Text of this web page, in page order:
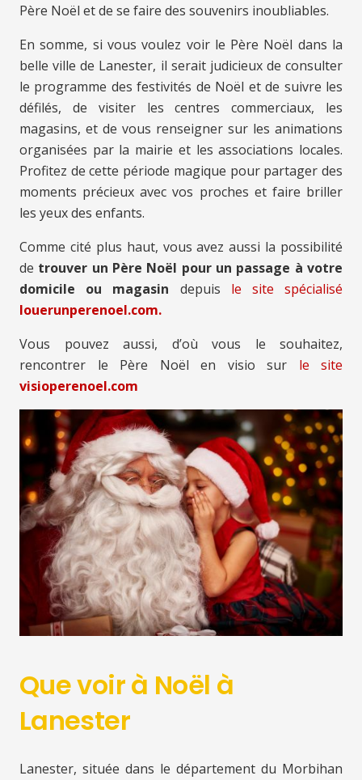
Père Noël et de se faire des souvenirs inoubliables.
En somme, si vous voulez voir le Père Noël dans la
belle ville de Lanester, il serait judicieux de consulter
le programme des festivités de Noël et de suivre les
défilés, de visiter les centres commerciaux, les
magasins, et de vous renseigner sur les animations
organisées par la mairie et les associations locales.
Profitez de cette période magique pour partager des
moments précieux avec vos proches et faire briller
les yeux des enfants.
Comme cité plus haut, vous avez aussi la possibilité
de trouver un Père Noël pour un passage à votre
domicile ou magasin depuis le site spécialisé
louerunperenoel.com.
Vous pouvez aussi, d’où vous le souhaitez,
rencontrer le Père Noël en visio sur le site
visioperenoel.com
Que voir à Noël à
Lanester
Lanester, située dans le département du Morbihan